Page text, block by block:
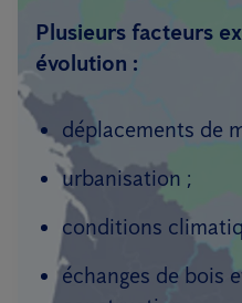
Plusieurs facteurs
évolution :
déplacements de
urbanisation ;
conditions
échanges de bois